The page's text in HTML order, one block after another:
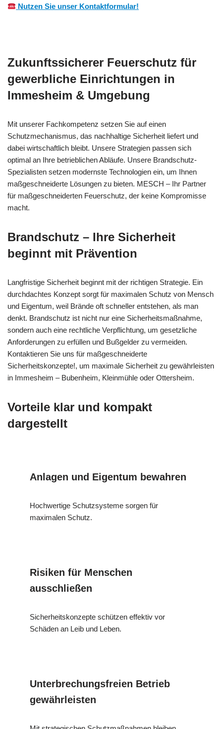
Nutzen Sie unser Kontaktformular!
Zukunftssicherer Feuerschutz für
gewerbliche Einrichtungen in
Immesheim & Umgebung
Mit unserer Fachkompetenz setzen Sie auf einen
Schutzmechanismus, das nachhaltige Sicherheit liefert und
dabei wirtschaftlich bleibt. Unsere Strategien passen sich
optimal an Ihre betrieblichen Abläufe. Unsere Brandschutz-
Spezialisten setzen modernste Technologien ein, um Ihnen
maßgeschneiderte Lösungen zu bieten. MESCH – Ihr Partner
für maßgeschneiderten Feuerschutz, der keine Kompromisse
macht.
Brandschutz – Ihre Sicherheit
beginnt mit Prävention
Langfristige Sicherheit beginnt mit der richtigen Strategie. Ein
durchdachtes Konzept sorgt für maximalen Schutz von Mensch
und Eigentum, weil Brände oft schneller entstehen, als man
denkt. Brandschutz ist nicht nur eine Sicherheitsmaßnahme,
sondern auch eine rechtliche Verpflichtung, um gesetzliche
Anforderungen zu erfüllen und Bußgelder zu vermeiden.
Kontaktieren Sie uns für maßgeschneiderte
Sicherheitskonzepte!, um maximale Sicherheit zu gewährleisten
in Immesheim – Bubenheim, Kleinmühle oder Ottersheim.
Vorteile klar und kompakt
dargestellt
Anlagen und Eigentum bewahren
Hochwertige Schutzsysteme sorgen für
maximalen Schutz.
Risiken für Menschen
ausschließen
Sicherheitskonzepte schützen effektiv vor
Schäden an Leib und Leben.
Unterbrechungsfreien Betrieb
gewährleisten